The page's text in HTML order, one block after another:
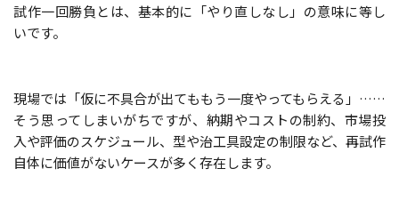
試作一回勝負とは、基本的に「やり直しなし」の意味に等し
いです。
現場では「仮に不具合が出てももう一度やってもらえる」……
そう思ってしまいがちですが、納期やコストの制約、市場投
入や評価のスケジュール、型や治工具設定の制限など、再試作
自体に価値がないケースが多く存在します。